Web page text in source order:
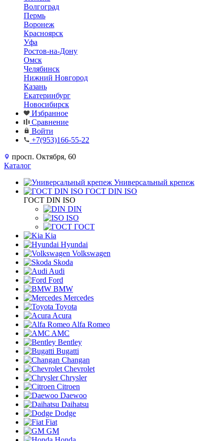
Волгоград
Пермь
Воронеж
Красноярск
Уфа
Ростов-на-Дону
Омск
Челябинск
Нижний Новгород
Казань
Екатеринбург
Новосибирск
Избранное
Сравнение
Войти
+7(953)166-55-22
просп. Октября, 60
Каталог
Универсальный крепеж
ГОСТ DIN ISO
ГОСТ DIN ISO
DIN
ISO
ГОСТ
Kia
Hyundai
Volkswagen
Skoda
Audi
Ford
BMW
Mercedes
Toyota
Acura
Alfa Romeo
AMC
Bentley
Bugatti
Changan
Chevrolet
Chrysler
Citroen
Daewoo
Daihatsu
Dodge
Fiat
GM